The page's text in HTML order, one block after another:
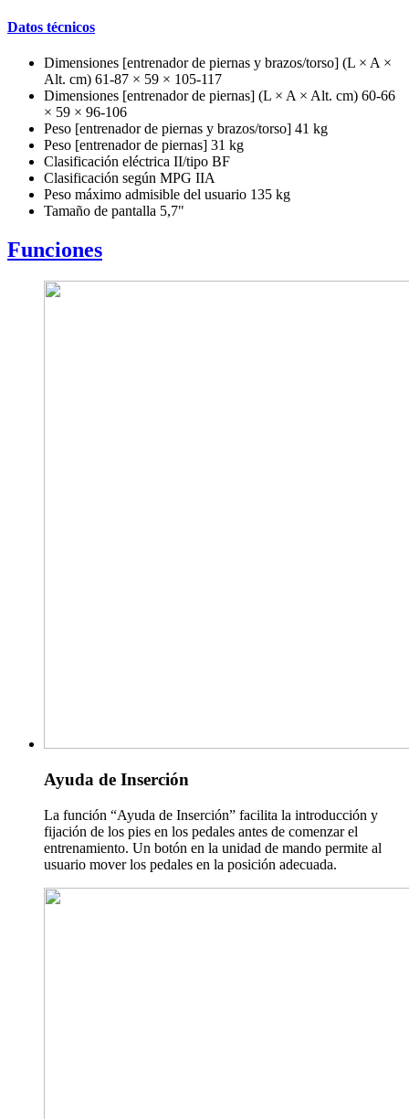
Datos técnicos
Dimensiones [entrenador de piernas y brazos/torso] (L × A ×
Alt. cm) 61-87 × 59 × 105-117
Dimensiones [entrenador de piernas] (L × A × Alt. cm) 60-66
× 59 × 96-106
Peso [entrenador de piernas y brazos/torso] 41 kg
Peso [entrenador de piernas] 31 kg
Clasificación eléctrica II/tipo BF
Clasificación según MPG IIA
Peso máximo admisible del usuario 135 kg
Tamaño de pantalla 5,7"
Funciones
Ayuda de Inserción
La función “Ayuda de Inserción” facilita la introducción y
fijación de los pies en los pedales antes de comenzar el
entrenamiento. Un botón en la unidad de mando permite al
usuario mover los pedales en la posición adecuada.